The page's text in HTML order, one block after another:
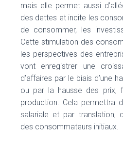
mais elle permet aussi
des dettes et incite les
de consommer, les
Cette stimulation des
les perspectives des
vont enregistrer une
d’affaires par le biais d’une
ou par la hausse des prix,
production. Cela permettra
salariale et par translation,
des consommateurs initiaux.